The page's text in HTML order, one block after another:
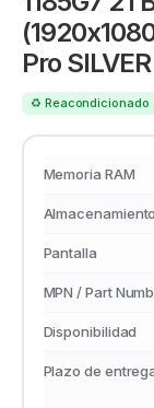
→
Pro SILVER
♻️ Reacondicionado
Memoria RAM
Almacenamiento
Pantalla
MPN / Part
Disponibilidad
Plazo de